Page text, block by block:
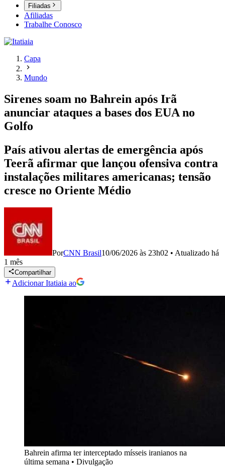
Filiadas
Afiliadas
Trabalhe Conosco
Capa
Mundo
Sirenes soam no Bahrein após Irã
anunciar ataques a bases dos EUA no
Golfo
País ativou alertas de emergência após
Teerã afirmar que lançou ofensiva contra
instalações militares americanas; tensão
cresce no Oriente Médio
PorCNN Brasil10/06/2026 às 23h02 • Atualizado há
1 mês
Compartilhar
Adicionar Itatiaia ao
Bahrein afirma ter interceptado mísseis iranianos na
última semana • Divulgação